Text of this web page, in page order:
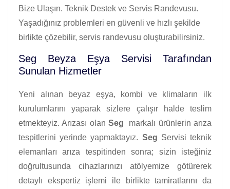
Bize Ulaşın. Teknik Destek ve Servis Randevusu.
Yaşadığınız problemleri en güvenli ve hızlı şekilde
birlikte çözebilir, servis randevusu oluşturabilirsiniz.
Seg Beyza Eşya Servisi Tarafından
Sunulan Hizmetler
Yeni alınan beyaz eşya, kombi ve klimaların ilk
kurulumlarını yaparak sizlere çalışır halde teslim
etmekteyiz. Arızası olan Seg markalı ürünlerin arıza
tespitlerini yerinde yapmaktayız. Seg Servisi teknik
elemanları arıza tespitinden sonra; sizin isteğiniz
doğrultusunda cihazlarınızı atölyemize götürerek
detaylı ekspertiz işlemi ile birlikte tamiratlarını da